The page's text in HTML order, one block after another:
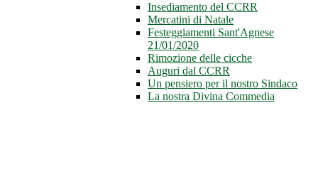
Insediamento del CCRR
Mercatini di Natale
Festeggiamenti Sant'Agnese
21/01/2020
Rimozione delle cicche
Auguri dal CCRR
Un pensiero per il nostro Sindaco
La nostra Divina Commedia